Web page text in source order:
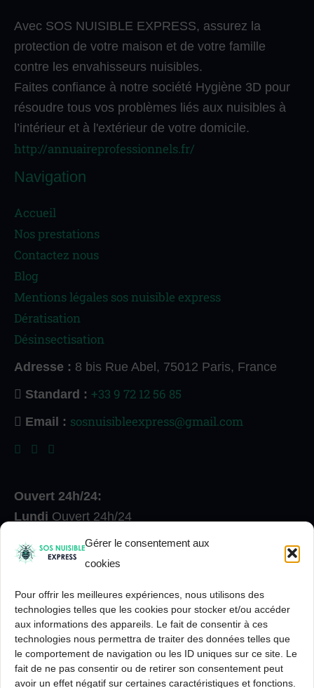
Gérer le consentement aux
cookies
Pour offrir les meilleures expériences, nous utilisons des
technologies telles que les cookies pour stocker et/ou accéder
aux informations des appareils. Le fait de consentir à ces
technologies nous permettra de traiter des données telles que
le comportement de navigation ou les ID uniques sur ce site. Le
fait de ne pas consentir ou de retirer son consentement peut
avoir un effet négatif sur certaines caractéristiques et fonctions.
Avec SOS NUISIBLE EXPRESS, assurez la
protection de votre maison et de votre famille
contre les envahisseurs nuisibles.
Faites confiance à notre société Hygiène 3D pour
résoudre tous vos problèmes liés aux nuisibles à
l’intérieur et à l'extérieur de votre domicile.
http://annuaireprofessionnels.fr/
Navigation
Accueil
Nos prestations
Contactez nous
Blog
Mentions légales sos nuisible express
Dératisation
Désinsectisation
Adresse : 8 bis Rue Abel, 75012 Paris, France
Standard : +33 9 72 12 56 85
Email : sosnuisibleexpress@gmail.com
Ouvert 24h/24:
Lundi Ouvert 24h/24
Ouvert 24h/24
MercrediOuvert 24h/24
VendrediOuvert 24h/24
Samedi Ouvert 24h/24
Dimanche Ouvert 24h/24